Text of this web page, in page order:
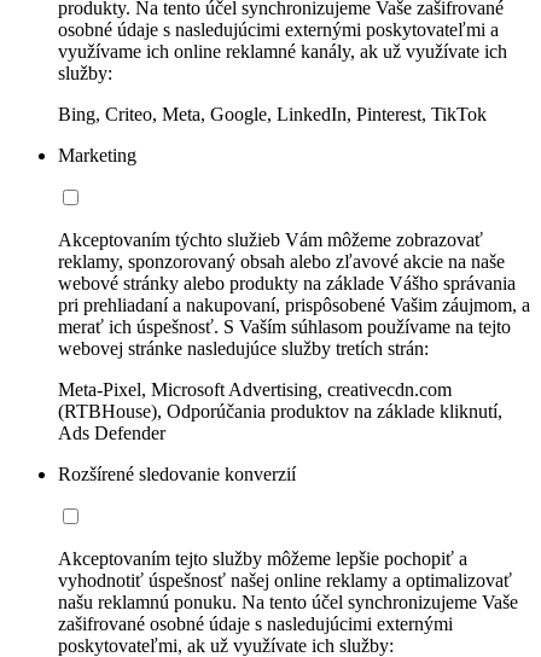
produkty. Na tento účel synchronizujeme Vaše zašifrované
osobné údaje s nasledujúcimi externými poskytovateľmi a
využívame ich online reklamné kanály, ak už využívate ich
služby:
Bing, Criteo, Meta, Google, LinkedIn, Pinterest, TikTok
Marketing
Akceptovaním týchto služieb Vám môžeme zobrazovať
reklamy, sponzorovaný obsah alebo zľavové akcie na naše
webové stránky alebo produkty na základe Vášho správania
pri prehliadaní a nakupovaní, prispôsobené Vašim záujmom, a
merať ich úspešnosť. S Vaším súhlasom používame na tejto
webovej stránke nasledujúce služby tretích strán:
Meta-Pixel, Microsoft Advertising, creativecdn.com
(RTBHouse), Odporúčania produktov na základe kliknutí,
Ads Defender
Rozšírené sledovanie konverzií
Akceptovaním tejto služby môžeme lepšie pochopiť a
vyhodnotiť úspešnosť našej online reklamy a optimalizovať
našu reklamnú ponuku. Na tento účel synchronizujeme Vaše
zašifrované osobné údaje s nasledujúcimi externými
poskytovateľmi, ak už využívate ich služby: